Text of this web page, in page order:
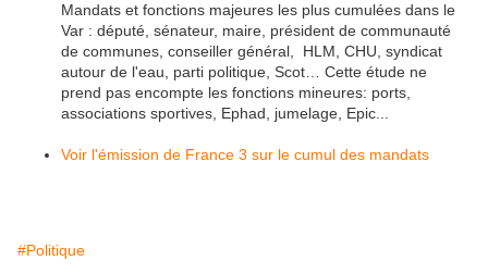
Mandats et fonctions majeures les plus cumulées dans le
Var : député, sénateur, maire, président de communauté
de communes, conseiller général, HLM, CHU, syndicat
autour de l'eau, parti politique, Scot… Cette étude ne
prend pas encompte les fonctions mineures: ports,
associations sportives, Ephad, jumelage, Epic...
Voir l'émission de France 3 sur le cumul des mandats
#Politique